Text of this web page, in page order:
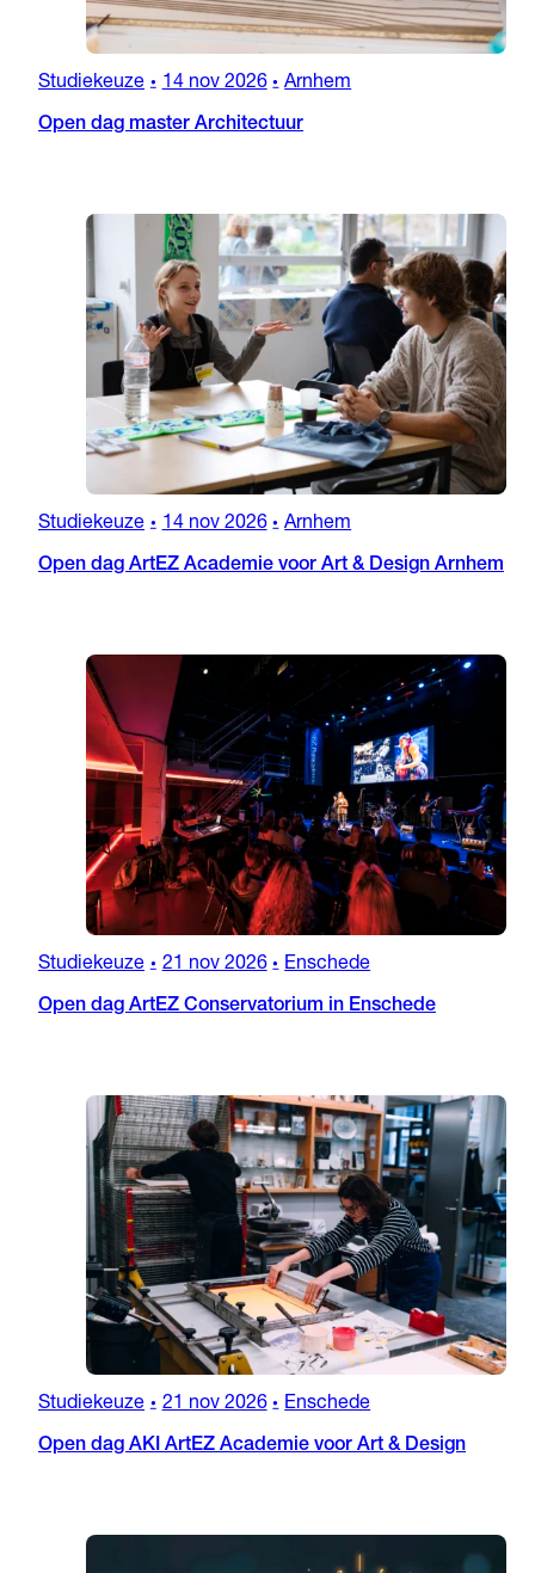
Studiekeuze • 14 nov 2026 • Arnhem
Open dag master Architectuur
Studiekeuze • 14 nov 2026 • Arnhem
Open dag ArtEZ Academie voor Art & Design Arnhem
Studiekeuze • 21 nov 2026 • Enschede
Open dag ArtEZ Conservatorium in Enschede
Studiekeuze • 21 nov 2026 • Enschede
Open dag AKI ArtEZ Academie voor Art & Design